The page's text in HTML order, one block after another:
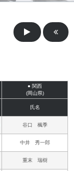
● 関西
(岡山県)
氏名
谷口 楓季
中井 秀一郎
重末 瑞樹